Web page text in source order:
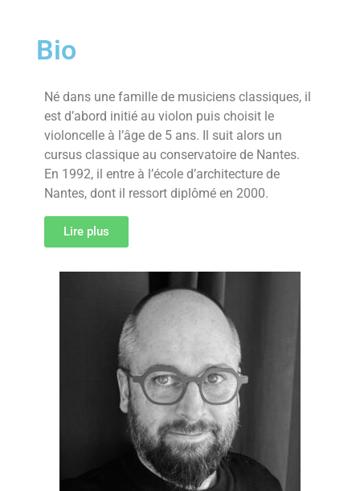
Bio
Né dans une famille de musiciens classiques, il
est d’abord initié au violon puis choisit le
violoncelle à l’âge de 5 ans. Il suit alors un
cursus classique au conservatoire de Nantes.
En 1992, il entre à l’école d’architecture de
Nantes, dont il ressort diplômé en 2000.
Lire plus